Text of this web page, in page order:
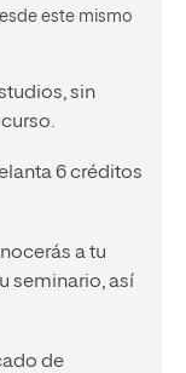
este mismo
sin
6 créditos
a tu
seminario, así
de